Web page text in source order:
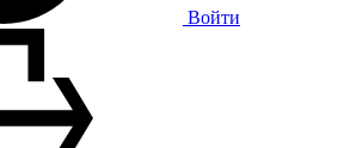
Войти